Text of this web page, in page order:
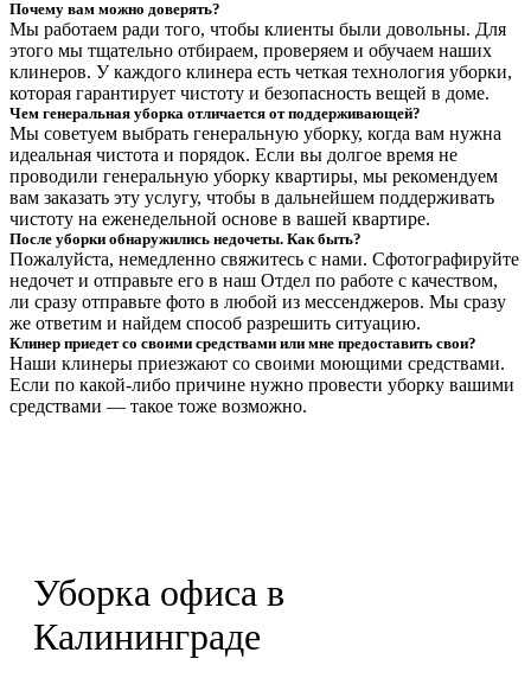
Почему вам можно доверять?
Мы работаем ради того, чтобы клиенты были довольны. Для
этого мы тщательно отбираем, проверяем и обучаем наших
клинеров. У каждого клинера есть четкая технология уборки,
которая гарантирует чистоту и безопасность вещей в доме.
Чем генеральная уборка отличается от поддерживающей?
Мы советуем выбрать генеральную уборку, когда вам нужна
идеальная чистота и порядок. Если вы долгое время не
проводили генеральную уборку квартиры, мы рекомендуем
вам заказать эту услугу, чтобы в дальнейшем поддерживать
чистоту на еженедельной основе в вашей квартире.
После уборки обнаружились недочеты. Как быть?
Пожалуйста, немедленно свяжитесь с нами. Сфотографируйте
недочет и отправьте его в наш Отдел по работе с качеством,
ли сразу отправьте фото в любой из мессенджеров. Мы сразу
же ответим и найдем способ разрешить ситуацию.
Клинер приедет со своими средствами или мне предоставить свои?
Наши клинеры приезжают со своими моющими средствами.
Если по какой-либо причине нужно провести уборку вашими
средствами — такое тоже возможно.
Уборка офиса в
Калининграде